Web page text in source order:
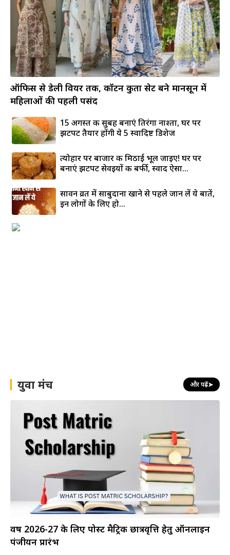
ऑफिस से डेली वियर तक, कॉटन कुर्ता सेट बने मानसून में
महिलाओं की पहली पसंद
15 अगस्त की सुबह बनाएं तिरंगा नाश्ता, घर पर
झटपट तैयार होंगी ये 5 स्वादिष्ट डिशेज
त्योहार पर बाजार की मिठाई भूल जाइए! घर पर
बनाएं झटपट सेवइयों की बर्फी, स्वाद ऐसा...
सावन व्रत में साबुदाना खाने से पहले जान लें ये बातें,
इन लोगों के लिए हो...
युवा मंच और पढ़ें➤
वर्ष 2026-27 के लिए पोस्ट मैट्रिक छात्रवृत्ति हेतु ऑनलाइन
पंजीयन प्रारंभ